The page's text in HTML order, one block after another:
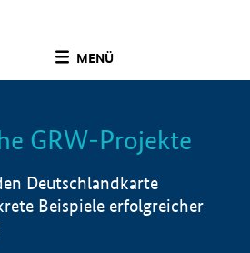
MENÜ
Info
GRW-Projekte
Deutschlandkarte
Beispiele erfolgreicher